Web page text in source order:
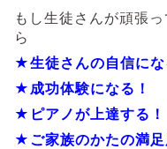
もし生徒さんが頑張
ら
★生徒さんの自信にな
★成功体験になる！
★ピアノが上達する！
★ご家族のかたの満足